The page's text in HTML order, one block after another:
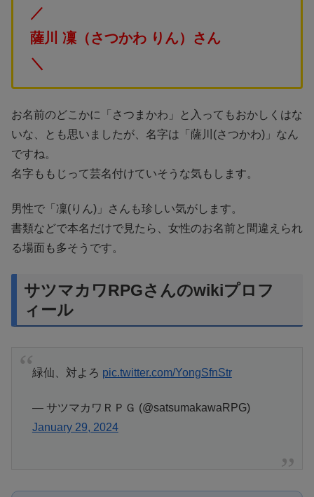
／
薩川 凜（さつかわ りん）さん
＼
お名前のどこかに「さつまかわ」と入ってもおかしくはな
いな、とも思いましたが、名字は「薩川(さつかわ)」なん
ですね。
名字ももじって芸名付けていそうな気もします。
男性で「凜(りん)」さんも珍しい気がします。
書類などで本名だけで見たら、女性のお名前と間違えられ
る場面も多そうです。
サツマカワRPGさんのwikiプロフ
ィール
緑仙、対よろ pic.twitter.com/YongSfnStr
— サツマカワＲＰＧ (@satsumakawaRPG)
January 29, 2024